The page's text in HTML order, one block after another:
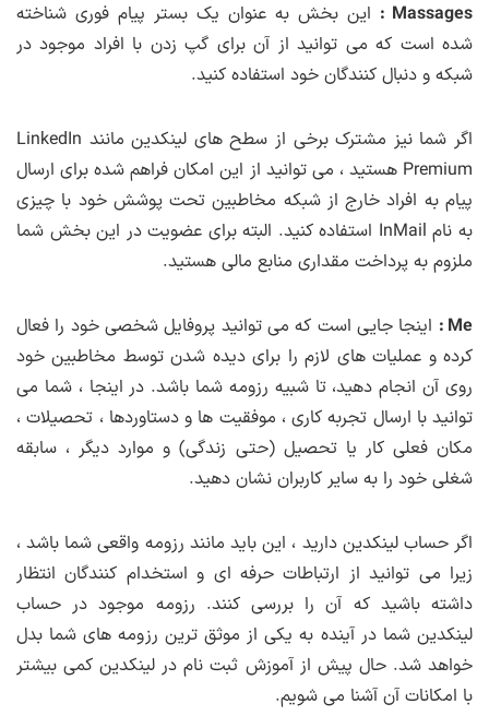
Massages :
این بخش به عنوان یک بستر پیام فوری شناخته
شده است که می توانید از آن برای گپ زدن با افراد موجود در
شبکه و دنبال کنندگان خود استفاده کنید.
اگر شما نیز مشترک برخی از سطح های لینکدین مانند LinkedIn
Premium هستید ، می توانید از این امکان فراهم شده برای ارسال
پیام به افراد خارج از شبکه مخاطبین تحت پوشش خود با چیزی
به نام InMail استفاده کنید. البته برای عضویت در این بخش شما
ملزوم به پرداخت مقداری منابع مالی هستید.
Me :
اینجا جایی است که می توانید پروفایل شخصی خود را فعال
کرده و عملیات های لازم را برای دیده شدن توسط مخاطبین خود
روی آن انجام دهید، تا شبیه رزومه شما باشد. در اینجا ، شما می
توانید با ارسال تجربه کاری ، موفقیت ها و دستاوردها ، تحصیلات ،
مکان فعلی کار یا تحصیل (حتی زندگی) و موارد دیگر ، سابقه
شغلی خود را به سایر کاربران نشان دهید.
اگر حساب لینکدین دارید ، این باید مانند رزومه واقعی شما باشد ،
زیرا می توانید از ارتباطات حرفه ای و استخدام کنندگان انتظار
داشته باشید که آن را بررسی کنند. رزومه موجود در حساب
لینکدین شما در آینده به یکی از موثق ترین رزومه های شما بدل
خواهد شد. حال پیش از آموزش ثبت نام در لینکدین کمی بیشتر
با امکانات آن آشنا می شویم.